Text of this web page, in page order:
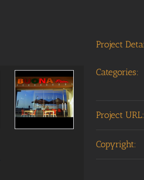
Project
Categories:
Project URL:
Copyright: